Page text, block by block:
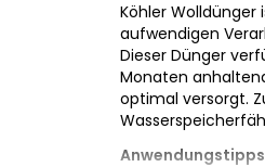
Köhler Wolldünger
aufwendigen
Dieser Dünger
Monaten
optimal versorgt.